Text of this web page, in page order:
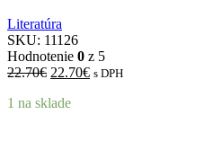
Literatúra
SKU: 11126
Hodnotenie 0 z 5
22.70€ 22.70€ s DPH
1 na sklade